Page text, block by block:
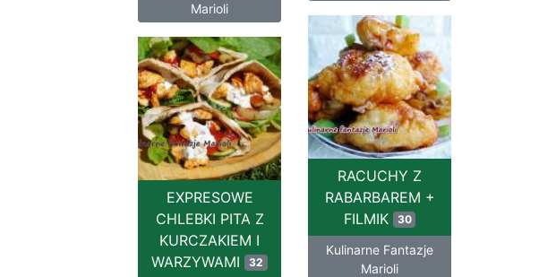
Marioli
RACUCHY Z
RABARBAREM +
FILMIK
30
Kulinarne Fantazje
Marioli
EXPRESOWE
CHLEBKI PITA Z
KURCZAKIEM I
WARZYWAMI 32